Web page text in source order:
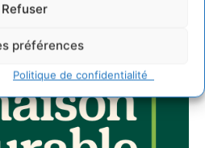
Refuser
préférences
Politique de confidentialité